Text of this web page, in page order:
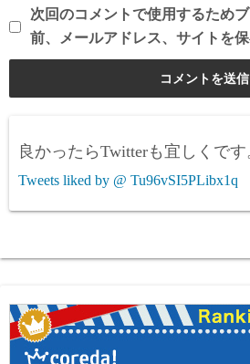
次回のコメントで使用するため
前、メールアドレス、サイトを保
良かったらTwitterも宜しくです
Tweets liked by @ Tu96vSI5PLibx1q